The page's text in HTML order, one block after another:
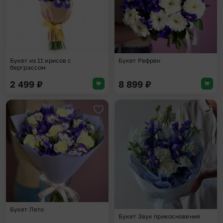
Букет из 11 ирисов с
берграссом
2 499 ₽
Букет Рефрен
8 899 ₽
Добавить в избранное
Букет Лето
Букет Звук прикосновения